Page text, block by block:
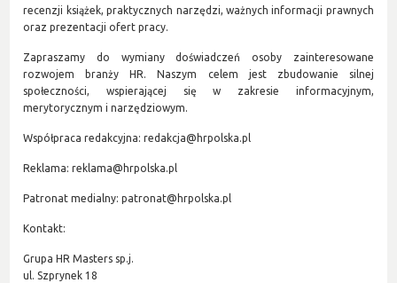
recenzji książek, praktycznych narzędzi, ważnych informacji prawnych
oraz prezentacji ofert pracy.
Zapraszamy do wymiany doświadczeń osoby zainteresowane
rozwojem branży HR. Naszym celem jest zbudowanie silnej
społeczności, wspierającej się w zakresie informacyjnym,
merytorycznym i narzędziowym.
Współpraca redakcyjna: redakcja@hrpolska.pl
Reklama: reklama@hrpolska.pl
Patronat medialny: patronat@hrpolska.pl
Kontakt:
Grupa HR Masters sp.j.
ul. Szprynek 18